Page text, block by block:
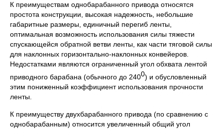
К преимуществам однобарабанного привода относятся
простота конструкции, высокая надежность, небольшие
габаритные размеры, единичный перегиб ленты,
оптимальная возможность использования силы тяжести
спускающейся обратной ветви ленты, как части тяговой силы
для наклонных горизонтально-наклонных конвейеров.
Недостатками являются ограниченный угол обхвата лентой
приводного барабана (обычного до 2400) и обусловленный
этим пониженный коэффициент использования прочности
ленты.
К преимуществу двухбарабанного привода (по сравнению с
однобарабанным) относится увеличенный общий угол